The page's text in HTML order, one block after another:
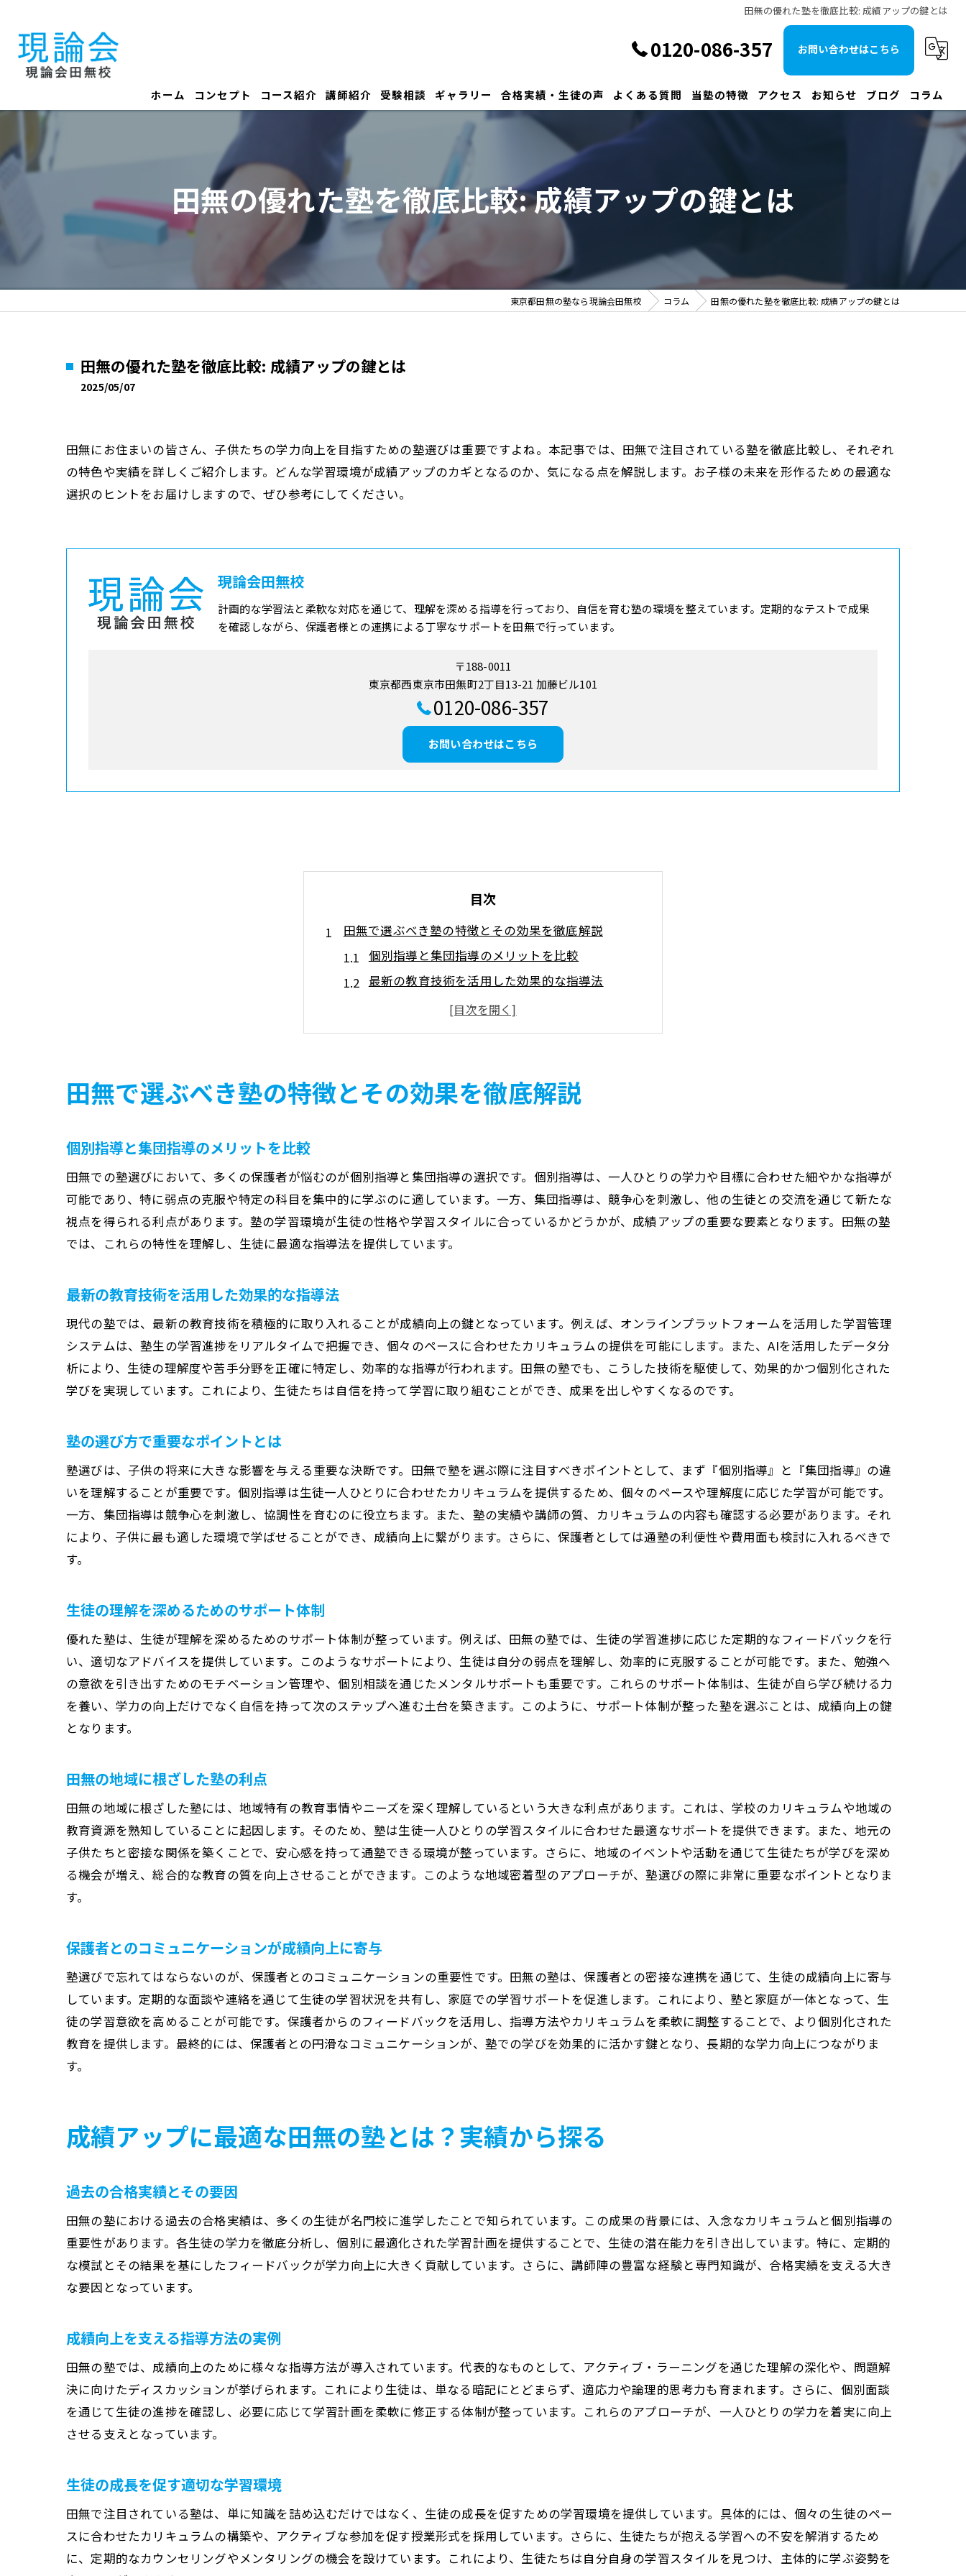
田無の優れた塾を徹底比較: 成績アップの鍵とは
0120-086-357 お問い合わせはこちら
ホーム コンセプト コース紹介 講師紹介 受験相談 ギャラリー 合格実績・生徒の声 よくある質問 当塾の特徴
予備校
MARCH
アクセス お知らせ ブログ コラム
田無の優れた塾を徹底比較: 成績アップの鍵とは
東京都田無の塾なら現論会田無校 コラム 田無の優れた塾を徹底比較: 成績アップの鍵とは
田無の優れた塾を徹底比較: 成績アップの鍵とは
2025/05/07
田無にお住まいの皆さん、子供たちの学力向上を目指すための塾選びは重要ですよね。本記事では、田無で注目されている塾を徹底比較し、それぞれ
の特色や実績を詳しくご紹介します。どんな学習環境が成績アップのカギとなるのか、気になる点を解説します。お子様の未来を形作るための最適な
選択のヒントをお届けしますので、ぜひ参考にしてください。
現論会田無校
計画的な学習法と柔軟な対応を通じて、理解を深める指導を行っており、自信を育む塾の環境を整えています。定期的なテストで成果
を確認しながら、保護者様との連携による丁寧なサポートを田無で行っています。
〒188-0011
東京都西東京市田無町2丁目13-21 加藤ビル101
0120-086-357
お問い合わせはこちら
目次
田無で選ぶべき塾の特徴とその効果を徹底解説
個別指導と集団指導のメリットを比較
最新の教育技術を活用した効果的な指導法
塾の選び方で重要なポイントとは
生徒の理解を深めるためのサポート体制
保護者とのコミュニケーションが成績向上に寄与
成績アップに最適な田無の塾とは？実績から探る
生徒の成長を促す適切な学習環境
努力を結果に結びつける仕組み
進捗を共有し、成果を出すための戦略
田無の塾での学習体験談
教師の質と生徒の成績の関係
地域密着型塾の強み
未来を見据えた適切な進路指導
田無の塾が提供するキャリアサポート
学びの継続を支えるモチベーション維持法
田無で注目の塾: 成績向上を支えるカリキュラムとは
基礎力を底上げするための学習法
応用力を養うための独自カリキュラム
進学指導の充実度を比較
田無の塾比較: 生徒の目的に合わせた最適な選択
志望校別の学習コース紹介
個人の目標に応じたカスタマイズ指導
田無での進学実績を踏まえた選択基準
学力向上のカギはここに！田無の塾で見る成功事例
生徒の成長を支えた成功事例
塾通いで変わった学習意欲と結果
田無の塾での成功事例とその要因
家庭学習との連携が生む成果
保護者からの評価が高い塾の特徴
親子で取り組む目標設定の大切さ
田無で選ぶべき塾の特徴とその効果を徹底解説
個別指導と集団指導のメリットを比較
田無での塾選びにおいて、多くの保護者が悩むのが個別指導と集団指導の選択です。個別指導は、一人ひとりの学力や目標に合わせた細やかな指導が
可能であり、特に弱点の克服や特定の科目を集中的に学ぶのに適しています。一方、集団指導は、競争心を刺激し、他の生徒との交流を通じて新たな
視点を得られる利点があります。塾の学習環境が生徒の性格や学習スタイルに合っているかどうかが、成績アップの重要な要素となります。田無の塾
では、これらの特性を理解し、生徒に最適な指導法を提供しています。
最新の教育技術を活用した効果的な指導法
現代の塾では、最新の教育技術を積極的に取り入れることが成績向上の鍵となっています。例えば、オンラインプラットフォームを活用した学習管理
システムは、塾生の学習進捗をリアルタイムで把握でき、個々のペースに合わせたカリキュラムの提供を可能にします。また、AIを活用したデータ分
析により、生徒の理解度や苦手分野を正確に特定し、効率的な指導が行われます。田無の塾でも、こうした技術を駆使して、効果的かつ個別化された
学びを実現しています。これにより、生徒たちは自信を持って学習に取り組むことができ、成果を出しやすくなるのです。
塾の選び方で重要なポイントとは
塾選びは、子供の将来に大きな影響を与える重要な決断です。田無で塾を選ぶ際に注目すべきポイントとして、まず『個別指導』と『集団指導』の違
いを理解することが重要です。個別指導は生徒一人ひとりに合わせたカリキュラムを提供するため、個々のペースや理解度に応じた学習が可能です。
一方、集団指導は競争心を刺激し、協調性を育むのに役立ちます。また、塾の実績や講師の質、カリキュラムの内容も確認する必要があります。それ
により、子供に最も適した環境で学ばせることができ、成績向上に繋がります。さらに、保護者としては通塾の利便性や費用面も検討に入れるべきで
す。
生徒の理解を深めるためのサポート体制
優れた塾は、生徒が理解を深めるためのサポート体制が整っています。例えば、田無の塾では、生徒の学習進捗に応じた定期的なフィードバックを行
い、適切なアドバイスを提供しています。このようなサポートにより、生徒は自分の弱点を理解し、効率的に克服することが可能です。また、勉強へ
の意欲を引き出すためのモチベーション管理や、個別相談を通じたメンタルサポートも重要です。これらのサポート体制は、生徒が自ら学び続ける力
を養い、学力の向上だけでなく自信を持って次のステップへ進む土台を築きます。このように、サポート体制が整った塾を選ぶことは、成績向上の鍵
となります。
田無の地域に根ざした塾の利点
田無の地域に根ざした塾には、地域特有の教育事情やニーズを深く理解しているという大きな利点があります。これは、学校のカリキュラムや地域の
教育資源を熟知していることに起因します。そのため、塾は生徒一人ひとりの学習スタイルに合わせた最適なサポートを提供できます。また、地元の
子供たちと密接な関係を築くことで、安心感を持って通塾できる環境が整っています。さらに、地域のイベントや活動を通じて生徒たちが学びを深め
る機会が増え、総合的な教育の質を向上させることができます。このような地域密着型のアプローチが、塾選びの際に非常に重要なポイントとなりま
す。
保護者とのコミュニケーションが成績向上に寄与
塾選びで忘れてはならないのが、保護者とのコミュニケーションの重要性です。田無の塾は、保護者との密接な連携を通じて、生徒の成績向上に寄与
しています。定期的な面談や連絡を通じて生徒の学習状況を共有し、家庭での学習サポートを促進します。これにより、塾と家庭が一体となって、生
徒の学習意欲を高めることが可能です。保護者からのフィードバックを活用し、指導方法やカリキュラムを柔軟に調整することで、より個別化された
教育を提供します。最終的には、保護者との円滑なコミュニケーションが、塾での学びを効果的に活かす鍵となり、長期的な学力向上につながりま
す。
成績アップに最適な田無の塾とは？実績から探る
過去の合格実績とその要因
田無の塾における過去の合格実績は、多くの生徒が名門校に進学したことで知られています。この成果の背景には、入念なカリキュラムと個別指導の
重要性があります。各生徒の学力を徹底分析し、個別に最適化された学習計画を提供することで、生徒の潜在能力を引き出しています。特に、定期的
な模試とその結果を基にしたフィードバックが学力向上に大きく貢献しています。さらに、講師陣の豊富な経験と専門知識が、合格実績を支える大き
な要因となっています。
成績向上を支える指導方法の実例
田無の塾では、成績向上のために様々な指導方法が導入されています。代表的なものとして、アクティブ・ラーニングを通じた理解の深化や、問題解
決に向けたディスカッションが挙げられます。これにより生徒は、単なる暗記にとどまらず、適応力や論理的思考力も育まれます。さらに、個別面談
を通じて生徒の進捗を確認し、必要に応じて学習計画を柔軟に修正する体制が整っています。これらのアプローチが、一人ひとりの学力を着実に向上
させる支えとなっています。
生徒の成長を促す適切な学習環境
田無で注目されている塾は、単に知識を詰め込むだけではなく、生徒の成長を促すための学習環境を提供しています。具体的には、個々の生徒のペー
スに合わせたカリキュラムの構築や、アクティブな参加を促す授業形式を採用しています。さらに、生徒たちが抱える学習への不安を解消するため
に、定期的なカウンセリングやメンタリングの機会を設けています。これにより、生徒たちは自分自身の学習スタイルを見つけ、主体的に学ぶ姿勢を